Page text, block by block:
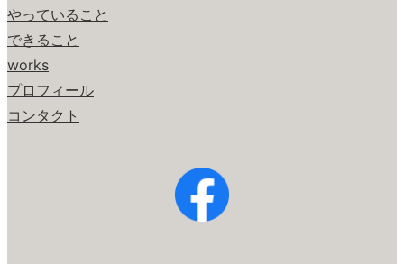
やっていること
できること
works
プロフィール
コンタクト